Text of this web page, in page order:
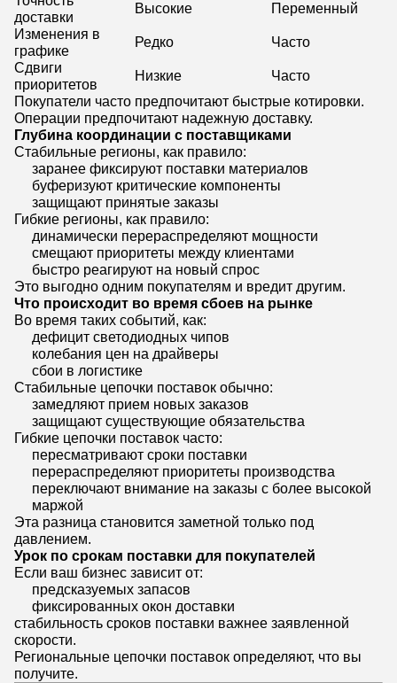
доставки
Высокие
Переменный
Изменения в
графике
Редко
Часто
Сдвиги
приоритетов
Низкие
Часто
Покупатели часто предпочитают быстрые котировки.
Операции предпочитают надежную доставку.
Глубина координации с поставщиками
Стабильные регионы, как правило:
заранее фиксируют поставки материалов
буферизуют критические компоненты
защищают принятые заказы
Гибкие регионы, как правило:
динамически перераспределяют мощности
смещают приоритеты между клиентами
быстро реагируют на новый спрос
Это выгодно одним покупателям и вредит другим.
Что происходит во время сбоев на рынке
Во время таких событий, как:
дефицит светодиодных чипов
колебания цен на драйверы
сбои в логистике
Стабильные цепочки поставок обычно:
замедляют прием новых заказов
защищают существующие обязательства
Гибкие цепочки поставок часто:
пересматривают сроки поставки
перераспределяют приоритеты производства
переключают внимание на заказы с более высокой
маржой
Эта разница становится заметной только под
давлением.
Урок по срокам поставки для покупателей
Если ваш бизнес зависит от:
предсказуемых запасов
фиксированных окон доставки
стабильность сроков поставки важнее заявленной
скорости.
Региональные цепочки поставок определяют, что вы
получите.